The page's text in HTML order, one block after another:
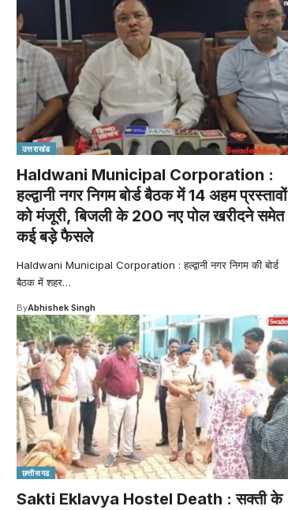
उत्तराखंड
Haldwani Municipal Corporation :
हल्द्वानी नगर निगम बोर्ड बैठक में 14 अहम प्रस्तावों
को मंजूरी, बिजली के 200 नए पोल खरीदने समेत
कई बड़े फैसले
Haldwani Municipal Corporation : हल्द्वानी नगर निगम की बोर्ड
बैठक में शहर…
ByAbhishek Singh
छत्तीसगढ
Sakti Eklavya Hostel Death : सक्ती के